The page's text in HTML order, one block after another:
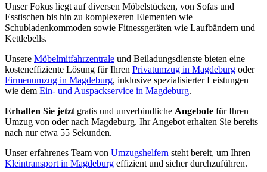
Unser Fokus liegt auf diversen Möbelstücken, von Sofas und
Esstischen bis hin zu komplexeren Elementen wie
Schubladenkommoden sowie Fitnessgeräten wie Laufbändern und
Kettlebells.
Unsere Möbelmitfahrzentrale und Beiladungsdienste bieten eine
kosteneffiziente Lösung für Ihren Privatumzug in Magdeburg oder
Firmenumzug in Magdeburg, inklusive spezialisierter Leistungen
wie dem Ein- und Auspackservice in Magdeburg.
Erhalten Sie jetzt gratis und unverbindliche Angebote für Ihren
Umzug von oder nach Magdeburg. Ihr Angebot erhalten Sie bereits
nach nur etwa 55 Sekunden.
Unser erfahrenes Team von Umzugshelfern steht bereit, um Ihren
Kleintransport in Magdeburg effizient und sicher durchzuführen.